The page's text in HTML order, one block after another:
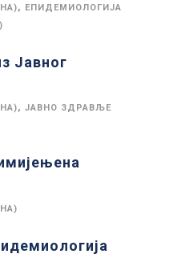
, ЕПИДЕМИОЛОГИЈА
Јавног
, ЈАВНО ЗДРАВЉЕ